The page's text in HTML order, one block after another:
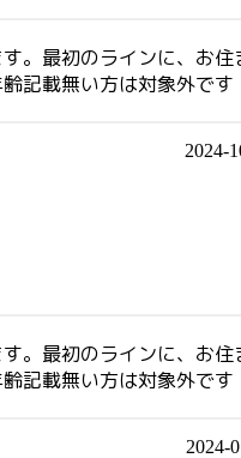
。最初のラインに、お住
記載無い方は対象外です
2024-
。最初のラインに、お住
記載無い方は対象外です
2024-